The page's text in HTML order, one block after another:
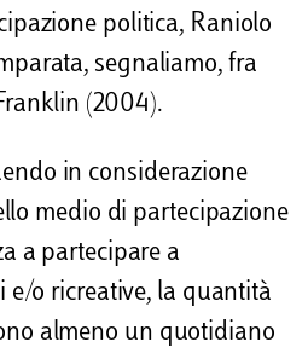
politica, Raniolo
segnaliamo, fra
(2004).
in considerazione
medio di partecipazione
a partecipare a
e/o ricreative, la quantità
almeno un quotidiano